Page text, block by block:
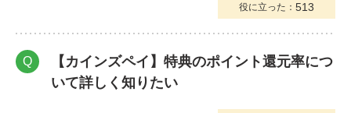
役に立った： 513
Q
【カインズペイ】特典のポイント還元率につ
いて詳しく知りたい